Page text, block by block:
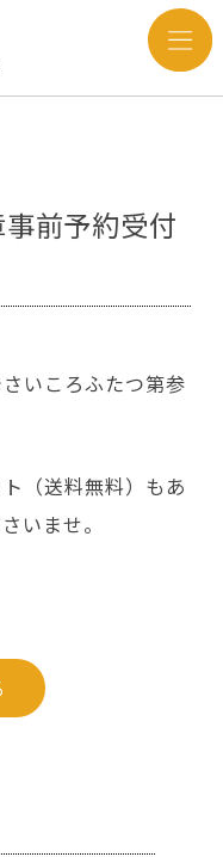
前予約受付
いころふたつ第参
（送料無料）もあ
いませ。